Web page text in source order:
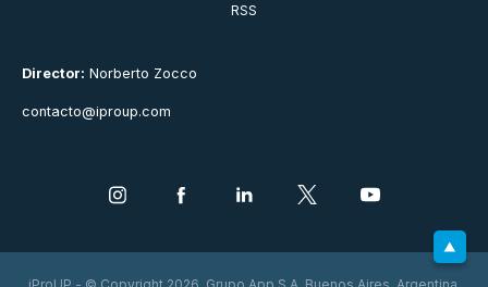
Director: Norberto Zocco
contacto@iproup.com
RSS